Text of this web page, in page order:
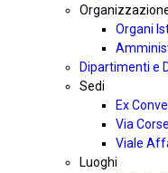
Organi
Dipartimenti e
Sedi
Ex
Via
Viale
Luoghi